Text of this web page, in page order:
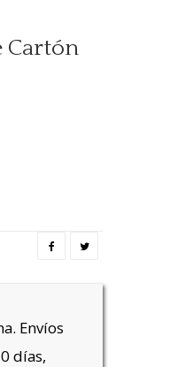
Cartón
Envíos
días,